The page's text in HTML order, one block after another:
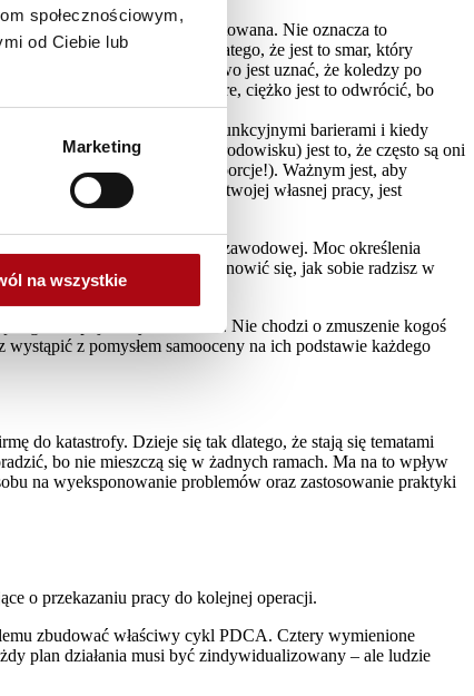
społecznościowym,
od Ciebie lub
Marketing
na wszystkie
i będzie poważnie potraktowana. Nie oznacza to
przymusu moralnego, ale dlatego, że jest to smar, który
strukturze wielu działów łatwo jest uznać, że koledzy po
nastawienie nie jest dobre, ciężko jest to odwrócić, bo
ludzie przyjmują rady ponad funkcyjnymi barierami i kiedy
w kiepsko zarządzanym środowisku) jest to, że często są oni
– a na dodatek takie małe porcje!). Ważnym jest, aby
szczególnie dotyczącymi twojej własnej pracy, jest
co jest dobre w każdej relacji zawodowej. Moc określenia
możesz na początku zastanowić się, jak sobie radzisz w
garść i pójść z tym do szefa. Nie chodzi o zmuszenie kogoś
z pomysłem samooceny na ich podstawie każdego
do katastrofy. Dzieje się tak dlatego, że stają się tematami
bo nie mieszczą się w żadnych ramach. Ma na to wpływ
na wyeksponowanie problemów oraz zastosowanie praktyki
o przekazaniu pracy do kolejnej operacji.
zbudować właściwy cykl PDCA. Cztery wymienione
plan działania musi być zindywidualizowany – ale ludzie